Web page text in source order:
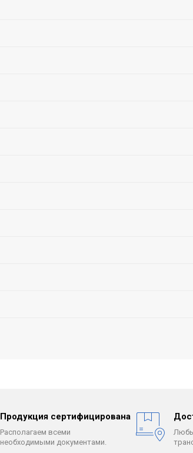
Продукция сертифицирована
Располагаем всеми
необходимыми документами.